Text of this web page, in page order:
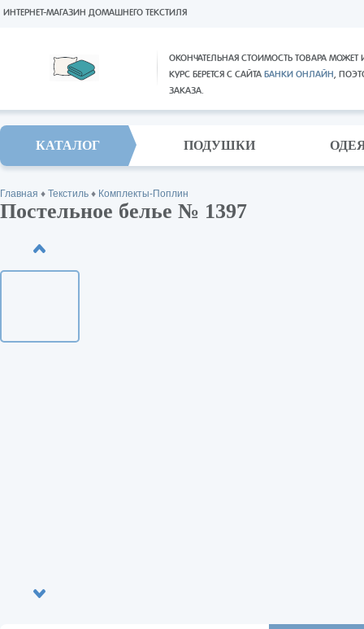
ОКОНЧАТЕЛЬНАЯ СТОИМОСТЬ ТОВАРА
КУРС БЕРЕТСЯ С САЙТА БАНКИ ОНЛАЙН,
ЗАКАЗА.
ИНТЕРНЕТ-МАГАЗИН ДОМАШНЕГО ТЕКСТИЛЯ
КАТАЛОГ ПОДУШКИ
Главная ♦ Текстиль ♦ Комплекты-Поплин
Постельное белье № 1397